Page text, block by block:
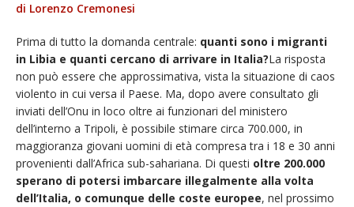
di Lorenzo Cremonesi
Prima di tutto la domanda centrale: quanti sono i migranti
in Libia e quanti cercano di arrivare in Italia?La risposta
non può essere che approssimativa, vista la situazione di caos
violento in cui versa il Paese. Ma, dopo avere consultato gli
inviati dell’Onu in loco oltre ai funzionari del ministero
dell’interno a Tripoli, è possibile stimare circa 700.000, in
maggioranza giovani uomini di età compresa tra i 18 e 30 anni
provenienti dall’Africa sub-sahariana. Di questi oltre 200.000
sperano di potersi imbarcare illegalmente alla volta
dell’Italia, o comunque delle coste europee, nel prossimo